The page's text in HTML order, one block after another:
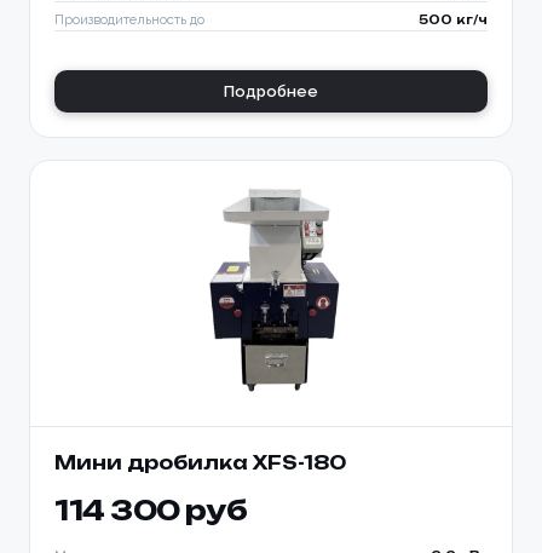
Производительность до 500 кг/ч
Подробнее
Мини дробилка XFS-180
114 300 руб
Способ оплаты
Телефон *